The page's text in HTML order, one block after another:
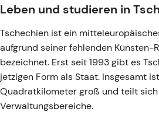
Leben und studieren in
Tschechien ist ein
aufgrund seiner fehlenden Künsten-
bezeichnet. Erst seit 1993 gibt es
jetzigen Form als Staat. Insgesamt
Quadratkilometer groß und teilt sich
Verwaltungsbereiche.